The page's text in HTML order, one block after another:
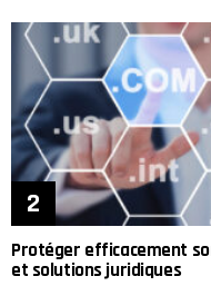
Protéger efficacement
et solutions juridiques